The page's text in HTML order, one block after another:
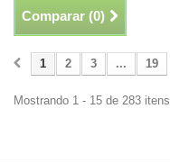
Comparar (0)
1 2 3 ... 19
Mostrando 1 - 15 de 283 itens